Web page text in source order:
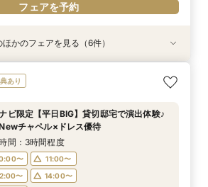
フェアを予約
あり 動画あり
ての式場見学＞心躍る花嫁の第一歩♪ゆっ
談＆見学会
〜
9:15〜
〜
18:00〜
フェアを予約
あり
～におすすめ*少人数W★】挙式×贅沢試
もてなし体験
〜
14:30〜
〜
フェアを予約
あり
♪ペット婚【支持率NO,1】ペットも安心
談会
〜
14:30〜
〜
18:00〜
フェアを予約
の方◎オンライン相談会】スマホで簡単！
特典付き
〜 13:30〜
フェアを予約
あり
重視の方◎】シェフ渾身コース試食＆おも
料理特典
〜 14:30〜
フェアを予約
あり
ナシ」予算のリアル大公開！本番コーデ×
レス優待付
〜
14:30〜
〜
フェアを予約
ほかのフェアを見る（6件）
あり
ビ限定【平日BIG】貸切邸宅で演出体験♪
チャペル×ドレス優待
間：3時間程度
〜
11:00〜
〜
14:00〜